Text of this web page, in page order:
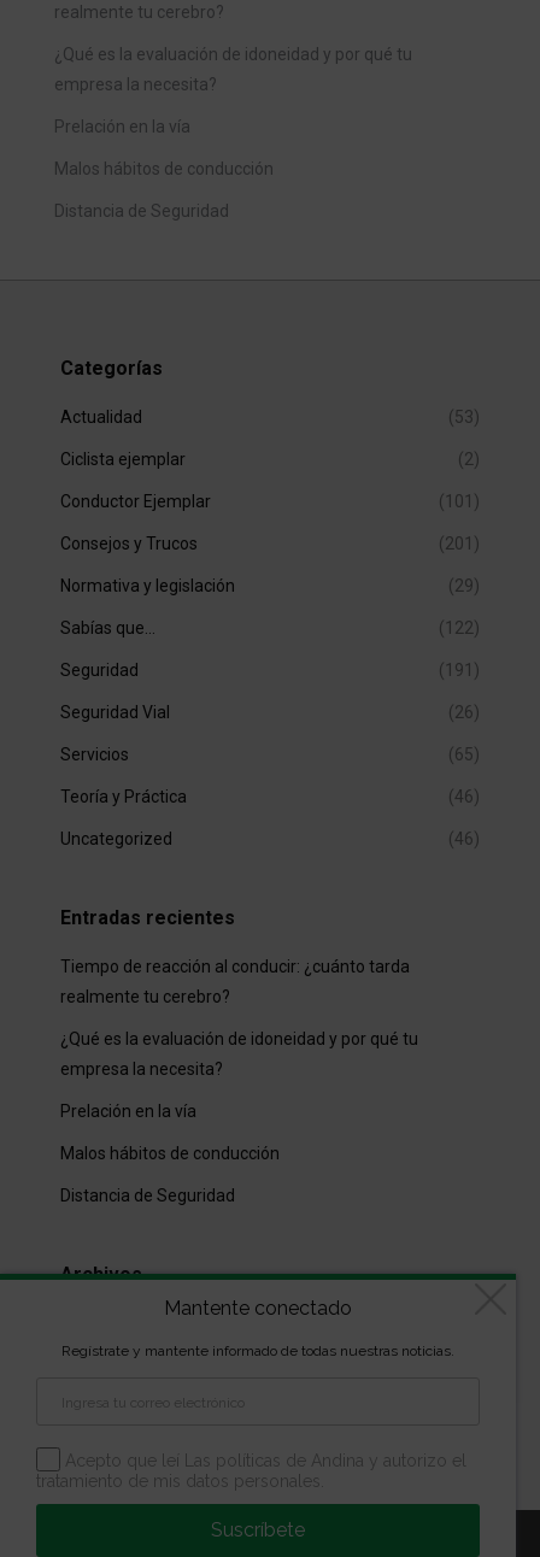
realmente tu cerebro?
¿Qué es la evaluación de idoneidad y por qué tu
empresa la necesita?
Prelación en la vía
Malos hábitos de conducción
Distancia de Seguridad
Categorías
Actualidad (53)
Ciclista ejemplar (2)
Conductor Ejemplar (101)
Consejos y Trucos (201)
Normativa y legislación (29)
Sabías que… (122)
Seguridad (191)
Seguridad Vial (26)
Servicios (65)
Teoría y Práctica (46)
Uncategorized (46)
Entradas recientes
Tiempo de reacción al conducir: ¿cuánto tarda
realmente tu cerebro?
¿Qué es la evaluación de idoneidad y por qué tu
empresa la necesita?
Prelación en la vía
Malos hábitos de conducción
Distancia de Seguridad
Archivos
propiedad de la Escuela Andina | Todos los derechos
reservados
Política de Privacidad
Mantente conectado
Regístrate y mantente informado de todas nuestras noticias.
Acepto que leí Las políticas de Andina y autorizo el
tratamiento de mis datos personales.
Suscríbete